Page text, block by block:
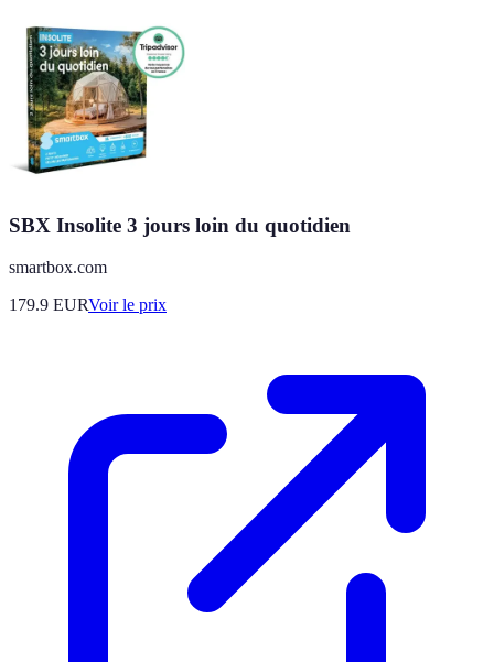
SBX Insolite 3 jours loin du quotidien
smartbox.com
179.9 EURVoir le prix